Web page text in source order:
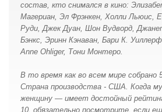
состав, кто снимался в кино:
Магериан, Эл Фрэнкен, Холли Льюис,
Руди, Джек Дуан, Шон Вудворд,
Бэнкс, Эринн Кэнаван, Бари К.
Anne Ohliger, Тони Монтеро.
В то время как во всем мире собрано
Страна производства - США. Когда
женщину — имеет достойный
10, обязательно посмотрите, если